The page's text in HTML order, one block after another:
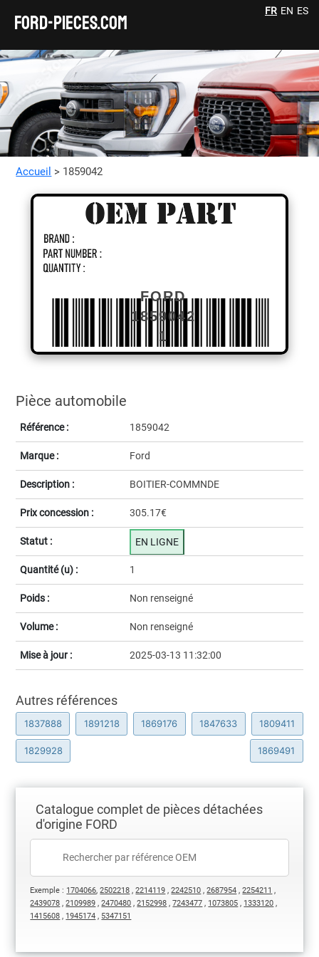
FORD-pieces.com
FR EN ES
Accueil > 1859042
Pièce automobile
Référence : 1859042
Marque : Ford
Description : BOITIER-COMMNDE
Prix concession : 305.17€
Statut : EN LIGNE
Quantité (u) : 1
Poids : Non renseigné
Volume : Non renseigné
Mise à jour : 2025-03-13 11:32:00
FORD
1859042
1
Autres références
1837888 1891218 1869176 1847633 1809411
1829928 1869491
Catalogue complet de pièces détachées
d'origine FORD
Exemple : 1704066,2502218 ,2214119 ,2242510 ,2687954 ,2254211 ,
2439078 ,2109989 ,2470480 ,2152998 ,7243477 , 1073805 , 1333120 ,
1415608 , 1945174 , 5347151